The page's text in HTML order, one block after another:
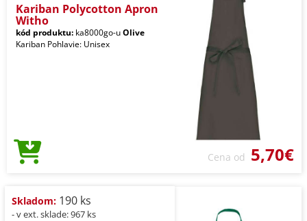
Kariban Polycotton Apron
Witho
kód produktu: ka8000go-uOlive
Kariban Pohlavie: Unisex
Cena od 5,70€
Skladom: 190 ks
- v ext. sklade: 967 ks